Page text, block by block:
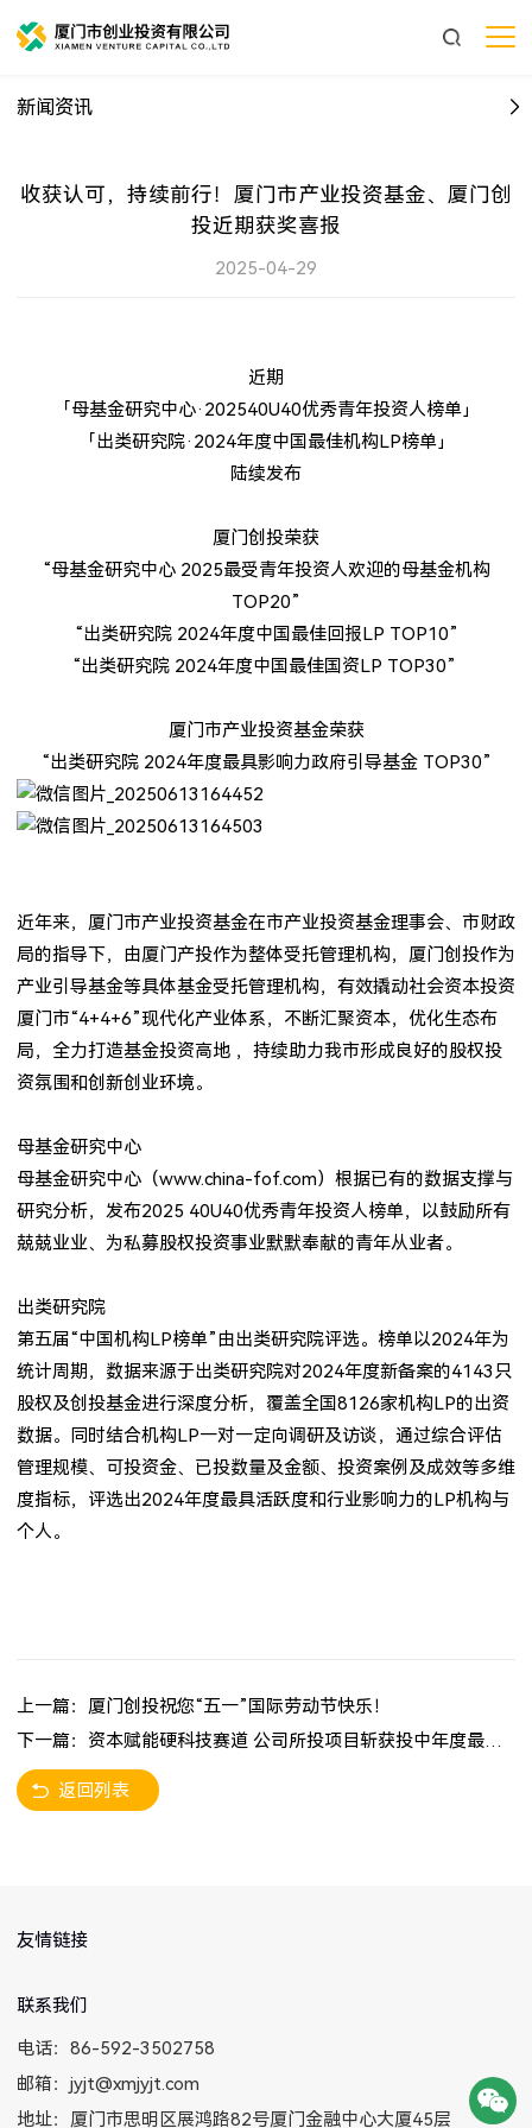
新闻资讯
收获认可，持续前行！厦门市产业投资基金、厦门创
投近期获奖喜报
2025-04-29
近期
「母基金研究中心·202540U40优秀青年投资人榜单」
「出类研究院·2024年度中国最佳机构LP榜单」
陆续发布
厦门创投荣获
“母基金研究中心 2025最受青年投资人欢迎的母基金机构
TOP20”
“出类研究院 2024年度中国最佳回报LP TOP10”
“出类研究院 2024年度中国最佳国资LP TOP30”
厦门市产业投资基金荣获
“出类研究院 2024年度最具影响力政府引导基金 TOP30”
近年来，厦门市产业投资基金在市产业投资基金理事会、市财政
局的指导下，由厦门产投作为整体受托管理机构，厦门创投作为
产业引导基金等具体基金受托管理机构，有效撬动社会资本投资
厦门市“4+4+6”现代化产业体系，不断汇聚资本，优化生态布
局，全力打造基金投资高地 ，持续助力我市形成良好的股权投
资氛围和创新创业环境。
母基金研究中心
母基金研究中心（www.china-fof.com）根据已有的数据支撑与
研究分析，发布2025 40U40优秀青年投资人榜单，以鼓励所有
兢兢业业、为私募股权投资事业默默奉献的青年从业者。
出类研究院
第五届“中国机构LP榜单”由出类研究院评选。榜单以2024年为
统计周期，数据来源于出类研究院对2024年度新备案的4143只
股权及创投基金进行深度分析，覆盖全国8126家机构LP的出资
数据。同时结合机构LP一对一定向调研及访谈，通过综合评估
管理规模、可投资金、已投数量及金额、投资案例及成效等多维
度指标，评选出2024年度最具活跃度和行业影响力的LP机构与
个人。
上一篇：厦门创投祝您“五一”国际劳动节快乐！
返回列表
下一篇：资本赋能硬科技赛道 公司所投项目斩获投中年度最佳退出五强
友情链接
联系我们
电话：86-592-3502758
邮箱：jyjt@xmjyjt.com
地址：厦门市思明区展鸿路82号厦门金融中心大厦45层